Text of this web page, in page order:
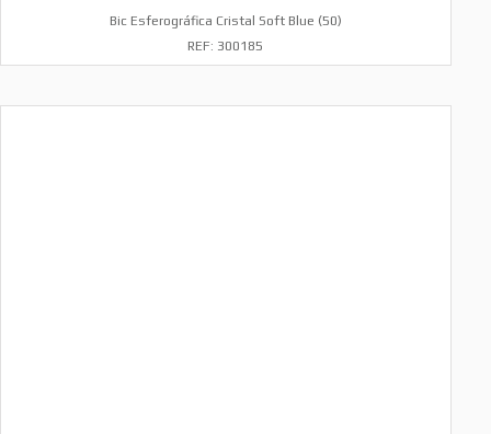
Bic Esferográfica Cristal Soft Blue (50)
REF: 300185